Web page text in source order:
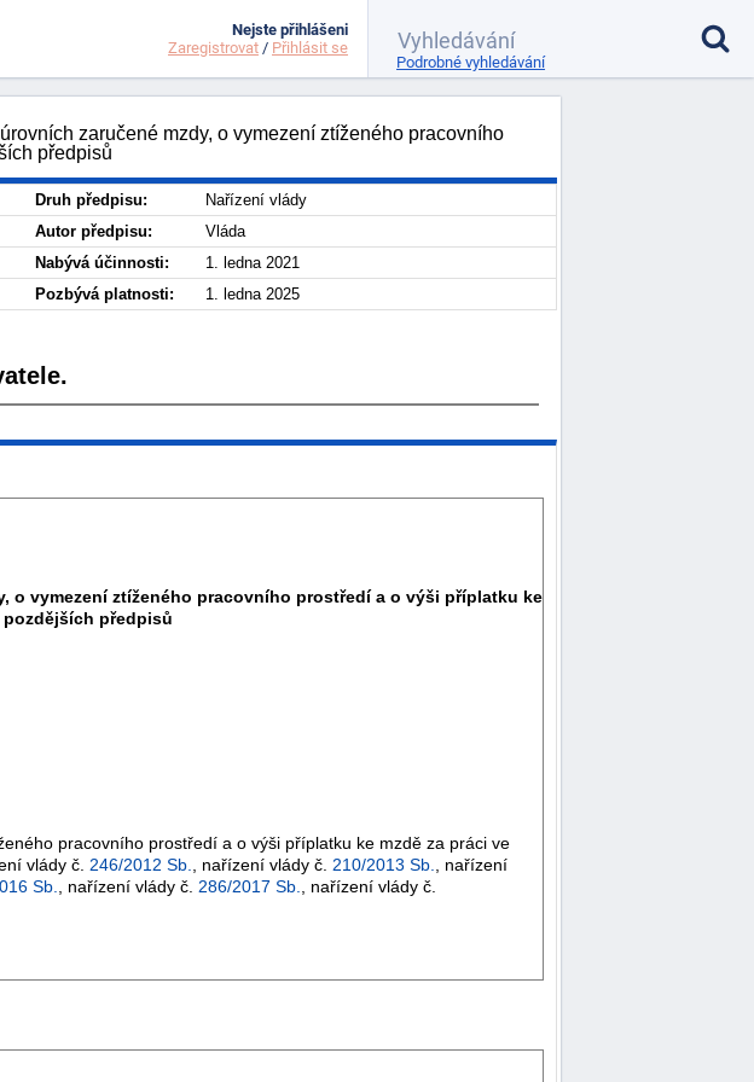
zaručené mzdy, o vymezení ztíženého pracovního
předpisů
Druh předpisu:
Nařízení vlády
Autor předpisu:
Vláda
Nabývá účinnosti:
1. ledna 2021
Pozbývá platnosti: 1. ledna 2025
o vymezení ztíženého pracovního prostředí a o výši příplatku ke
pozdějších předpisů
pracovního prostředí a o výši příplatku ke mzdě za práci ve
vlády č. 246/2012 Sb. , nařízení vlády č. 210/2013 Sb.
, nařízení
Sb. , nařízení vlády č. 286/2017 Sb.
, nařízení vlády č.
Nejste přihlášeni
Zaregistrovat / Přihlásit se
Podrobné vyhledávání